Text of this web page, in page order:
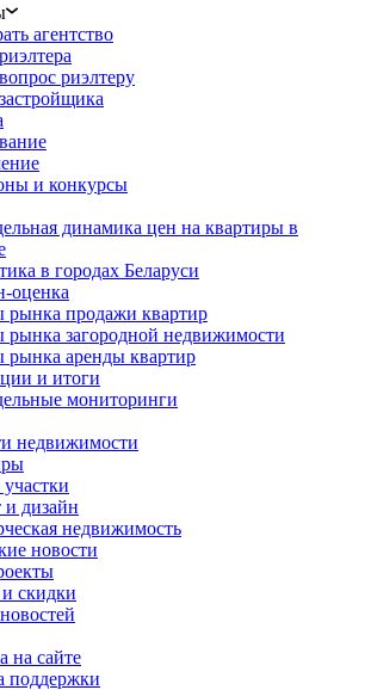
агентство
риэлтеру
и конкурсы
динамика цен на квартиры в
в городах Беларуси
оценка
рынка продажи квартир
рынка загородной недвижимости
рынка аренды квартир
и итоги
мониторинги
недвижимости
и дизайн
недвижимость
новости
скидки
на сайте
поддержки